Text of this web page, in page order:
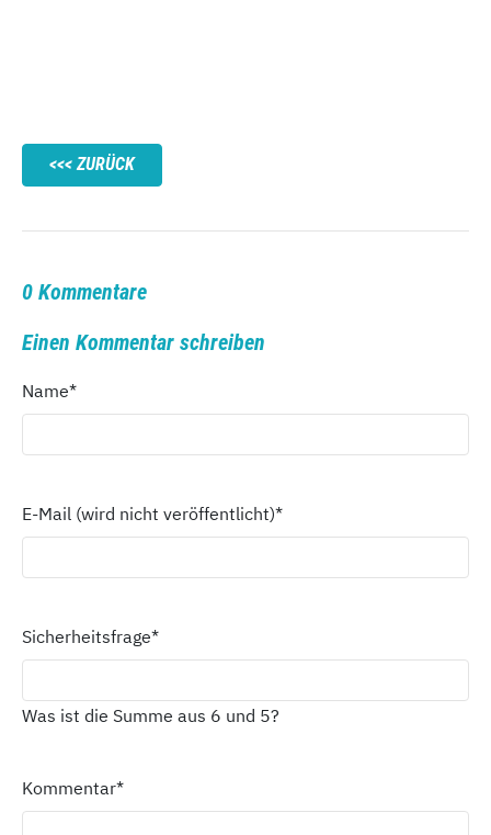
ZURÜCK
0 Kommentare
Einen Kommentar schreiben
Name*
E-Mail (wird nicht veröffentlicht)*
Sicherheitsfrage*
Was ist die Summe aus 6 und 5?
Kommentar*